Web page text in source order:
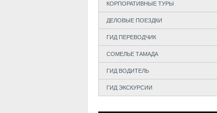
КОРПОРАТИВНЫЕ ТУРЫ
ДЕЛОВЫЕ ПОЕЗДКИ
ГИД ПЕРЕВОДЧИК
СОМЕЛЬЕ ТАМАДА
ГИД ВОДИТЕЛЬ
ГИД ЭКСКУРСИИ